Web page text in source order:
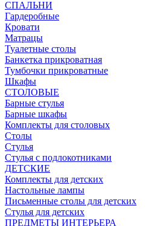
СПАЛЬНИ
Гардеробные
Кровати
Матрацы
Туалетные столы
Банкетка прикроватная
Тумбочки прикроватные
Шкафы
СТОЛОВЫЕ
Барные стулья
Барные шкафы
Комплекты для столовых
Столы
Стулья
Стулья с подлокотниками
ДЕТСКИЕ
Комплекты для детских
Настольные лампы
Письменные столы для детских
Стулья для детских
ПРЕДМЕТЫ ИНТЕРЬЕРА